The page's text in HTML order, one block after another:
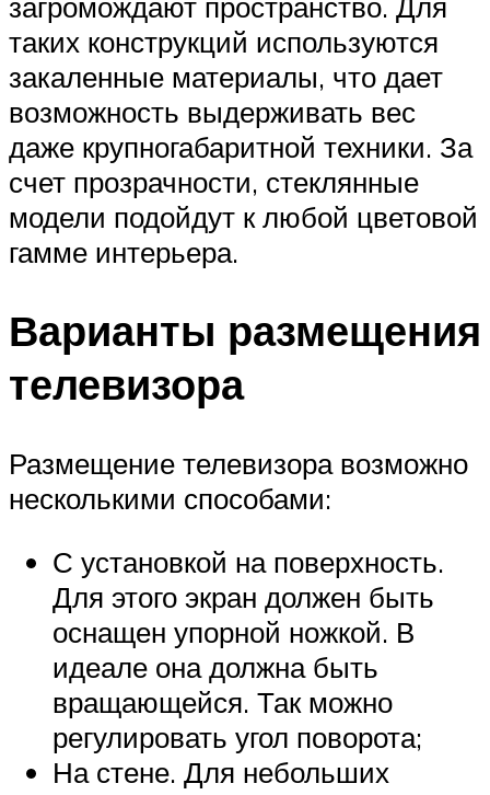
таких конструкций используются
закаленные материалы, что дает
возможность выдерживать вес
даже крупногабаритной техники. За
счет прозрачности, стеклянные
модели подойдут к любой цветовой
гамме интерьера.
Варианты размещения
телевизора
Размещение телевизора возможно
несколькими способами:
С установкой на поверхность.
Для этого экран должен быть
оснащен упорной ножкой. В
идеале она должна быть
вращающейся. Так можно
регулировать угол поворота;
На стене. Для небольших